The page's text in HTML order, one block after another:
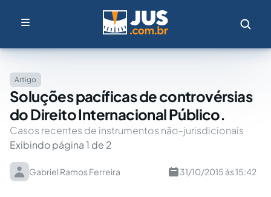
Artigo
Soluções pacíficas de controvérsias
do Direito Internacional Público.
Casos recentes de instrumentos não-jurisdicionais
Exibindo página 1 de 2
Gabriel Ramos Ferreira 31/10/2015 às 15:42